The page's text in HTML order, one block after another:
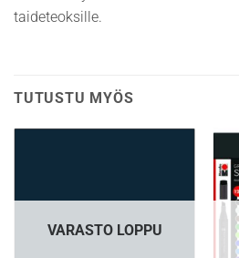
taideteoksille.
TUTUSTU MYÖS
VARASTO LOPPU